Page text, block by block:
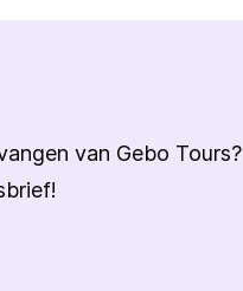
van Gebo Tours?